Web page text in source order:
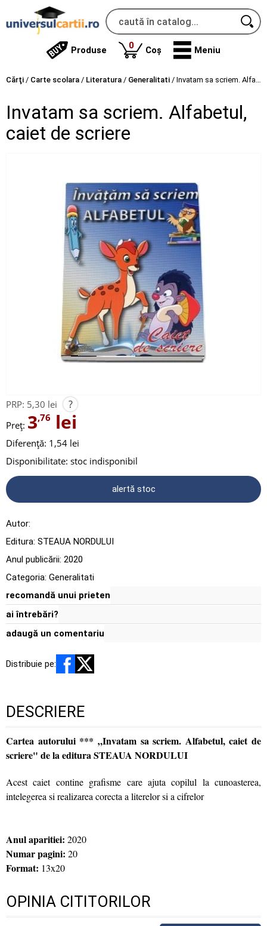
Produse 0produse
Coș Meniu
Cărţi / Carte scolara / Literatura / Generalitati / Invatam sa scriem. Alfabetul, caiet de scriere
Invatam sa scriem. Alfabetul,
caiet de scriere
PRP: 5,30 lei ?
Preț: 3,76 lei
Diferență: 1,54 lei
Disponibilitate: stoc indisponibil
alertă stoc
Autor:
Editura: STEAUA NORDULUI
Anul publicării: 2020
Categoria: Generalitati
recomandă unui prieten
ai întrebări?
adaugă un comentariu
Distribuie pe:
DESCRIERE
Cartea autorului *** „Invatam sa scriem. Alfabetul, caiet de
scriere" de la editura STEAUA NORDULUI
Acest caiet contine grafisme care ajuta copilul la cunoasterea,
intelegerea si realizarea corecta a literelor si a cifrelor
Anul aparitiei: 2020
Numar pagini: 20
Format: 13x20
OPINIA CITITORILOR